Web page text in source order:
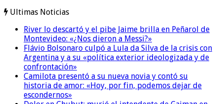
Ultimas Noticias
River lo descartó y el pibe Jaime brilla en Peñarol de
Montevideo: «¿Nos dieron a Messi?»
Flávio Bolsonaro culpó a Lula da Silva de la crisis con
Argentina y a su «política exterior ideologizada y de
confrontación»
Camilota presentó a su nueva novia y contó su
historia de amor: «Hoy, por fin, podemos dejar de
escondernos»